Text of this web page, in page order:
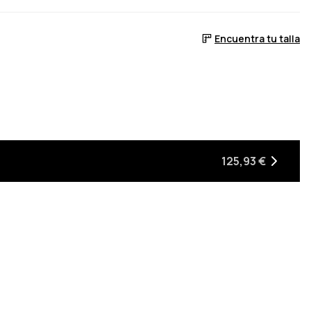
Encuentra tu talla
a estar en stock
125,93 €